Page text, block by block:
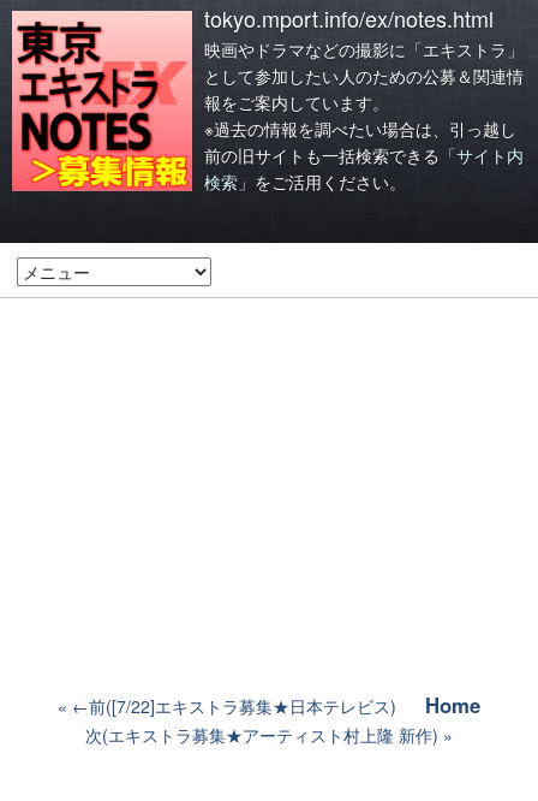
tokyo.mport.info/ex/notes.html
映画やドラマなどの撮影に「エキストラ」
として参加したい人のための公募＆関連情
報をご案内しています。
※過去の情報を調べたい場合は、引っ越し
前の旧サイトも一括検索できる 「サイト内
検索」 をご活用ください。
←前([7/22]エキストラ募集★日本テレビス) Home
次(エキストラ募集★アーティスト村上隆 新作)